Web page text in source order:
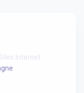
Internet